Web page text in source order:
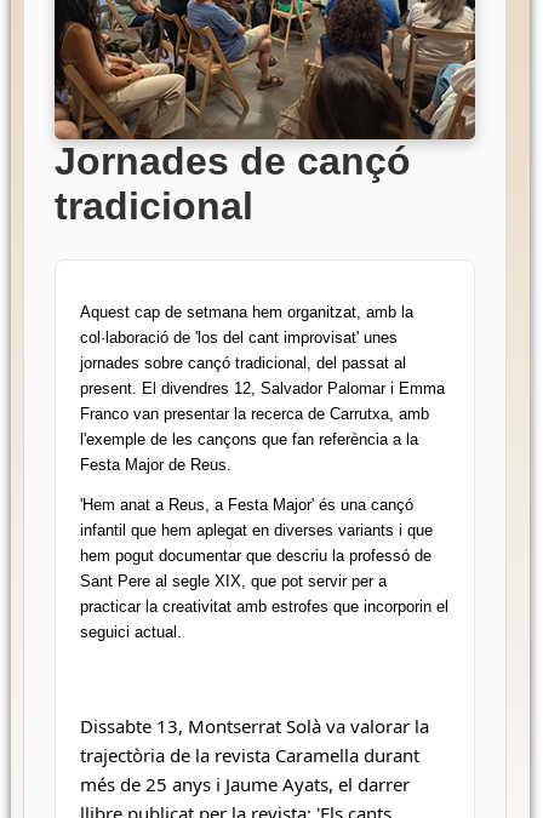
Jornades de cançó
tradicional
Aquest cap de setmana hem organitzat, amb la
col·laboració de 'los del cant improvisat' unes
jornades sobre cançó tradicional, del passat al
present. El divendres 12, Salvador Palomar i Emma
Franco van presentar la recerca de Carrutxa, amb
l'exemple de les cançons que fan referència a la
Festa Major de Reus.
'Hem anat a Reus, a Festa Major' és una cançó
infantil que hem aplegat en diverses variants i que
hem pogut documentar que descriu la professó de
Sant Pere al segle XIX, que pot servir per a
practicar la creativitat amb estrofes que incorporin el
seguici actual.
Dissabte 13, Montserrat Solà va valorar la
trajectòria de la revista Caramella durant
més de 25 anys i Jaume Ayats, el darrer